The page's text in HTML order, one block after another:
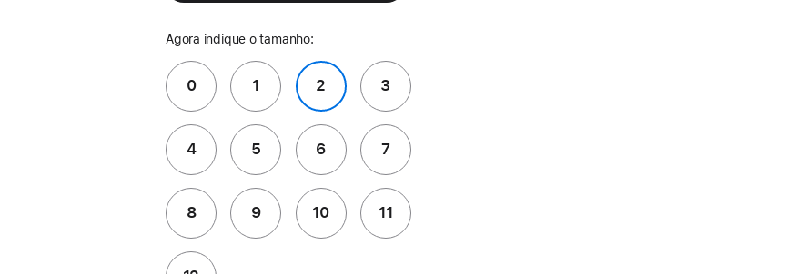
Agora indique o tamanho:
0 1 2 3
4 5 6 7
8 9 10 11